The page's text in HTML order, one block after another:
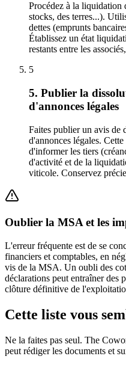
Procédez à la liquidation
stocks, des terres...).
dettes (emprunts
Établissez un état
restants entre les
5
5. Publier la
d'annonces légales
Faites publier un avis de
d'annonces légales.
d'informer les tiers
d'activité et de la
viticole. Conservez
Oublier la MSA et les
L'erreur fréquente est de se
financiers et comptables, en
vis de la MSA. Un oubli des
déclarations peut entraîner des
clôture définitive de
Cette liste vous
Ne la faites pas seul. The
peut rédiger les documents et